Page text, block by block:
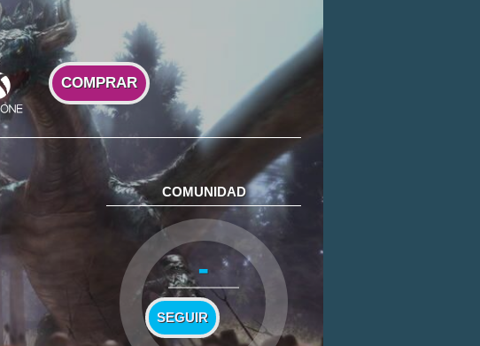
COMPRAR
COMUNIDAD
-
SEGUIR